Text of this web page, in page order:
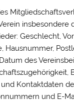
insbesondere
Geschlecht,
Hausnummer,
des
Kontaktdaten
und E-